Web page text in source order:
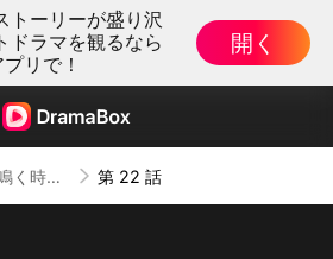
トーリーが盛り沢
ドラマを観るなら
リで！
開く
鶴が鳴く時、戦神は帰還す 第 22 話